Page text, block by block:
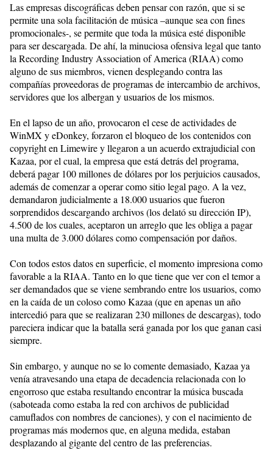
Las empresas discográficas deben pensar con razón, que si se
permite una sola facilitación de música –aunque sea con fines
promocionales-, se permite que toda la música esté disponible
para ser descargada. De ahí, la minuciosa ofensiva legal que tanto
la Recording Industry Association of America (RIAA) como
alguno de sus miembros, vienen desplegando contra las
compañías proveedoras de programas de intercambio de archivos,
servidores que los albergan y usuarios de los mismos.
En el lapso de un año, provocaron el cese de actividades de
WinMX y eDonkey, forzaron el bloqueo de los contenidos con
copyright en Limewire y llegaron a un acuerdo extrajudicial con
Kazaa, por el cual, la empresa que está detrás del programa,
deberá pagar 100 millones de dólares por los perjuicios causados,
además de comenzar a operar como sitio legal pago. A la vez,
demandaron judicialmente a 18.000 usuarios que fueron
sorprendidos descargando archivos (los delató su dirección IP),
4.500 de los cuales, aceptaron un arreglo que les obliga a pagar
una multa de 3.000 dólares como compensación por daños.
Con todos estos datos en superficie, el momento impresiona como
favorable a la RIAA. Tanto en lo que tiene que ver con el temor a
ser demandados que se viene sembrando entre los usuarios, como
en la caída de un coloso como Kazaa (que en apenas un año
intercedió para que se realizaran 230 millones de descargas), todo
pareciera indicar que la batalla será ganada por los que ganan casi
siempre.
Sin embargo, y aunque no se lo comente demasiado, Kazaa ya
venía atravesando una etapa de decadencia relacionada con lo
engorroso que estaba resultando encontrar la música buscada
(saboteada como estaba la red con archivos de publicidad
camuflados con nombres de canciones), y con el nacimiento de
programas más modernos que, en alguna medida, estaban
desplazando al gigante del centro de las preferencias.